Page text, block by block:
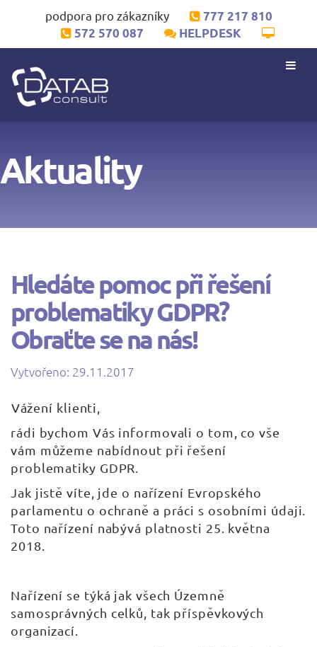
podpora pro zákazníky
777 217 810
572 570 087
HELPDESK
Aktuality
Hledáte pomoc při řešení
problematiky GDPR?
Obraťte se na nás!
Vytvořeno: 29.11.2017
klienti,
rádi bychom Vás informovali o tom, co vše
vám můžeme nabídnout při řešení
problematiky GDPR.
Jak jistě víte, jde o nařízení Evropského
parlamentu o ochraně a práci s osobními údaji.
Toto nařízení nabývá platnosti 25. května
2018.
Nařízení se týká jak všech Územně
samosprávných celků, tak příspěvkových
organizací.